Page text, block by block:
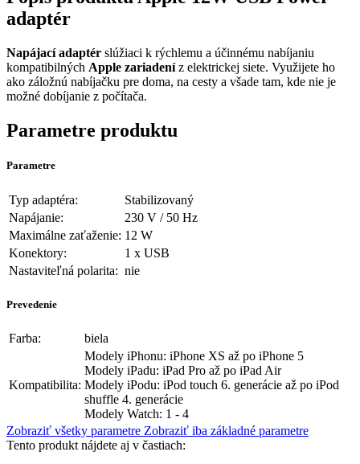
adaptér
Napájací adaptér slúžiaci k rýchlemu a účinnému nabíjaniu
kompatibilných Apple zariadeníz elektrickej siete. Využijete ho
ako záložnú nabíjačku pre doma, na cesty a všade tam, kde nie je
možné dobíjanie z počítača.
Parametre produktu
Parametre
Typ adaptéra:
Stabilizovaný
Napájanie:
230 V / 50 Hz
Maximálne zaťaženie: 12 W
Konektory:
1 x USB
Nastaviteľná polarita: nie
Prevedenie
Farba: biela
Kompatibilita:
Modely iPhonu: iPhone XS až po iPhone 5
Modely iPadu: iPad Pro až po iPad Air
Modely iPodu: iPod touch 6. generácie až po iPod
shuffle 4. generácie
Modely Watch: 1 - 4
Zobraziť všetky parametre Zobraziť iba základné parametre
Tento produkt nájdete aj v častiach: